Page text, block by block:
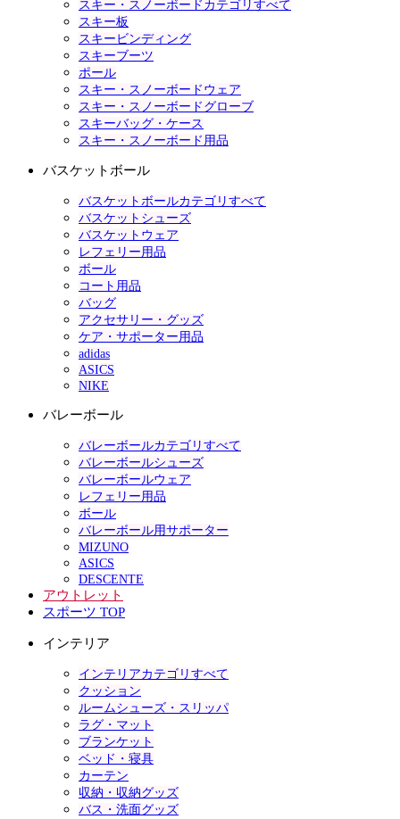
スキー・スノーボードカテゴリすべて
スキー板
スキービンディング
スキーブーツ
ポール
スキー・スノーボードウェア
スキー・スノーボードグローブ
スキーバッグ・ケース
スキー・スノーボード用品
バスケットボール
バスケットボールカテゴリすべて
バスケットシューズ
バスケットウェア
レフェリー用品
ボール
コート用品
バッグ
アクセサリー・グッズ
ケア・サポーター用品
adidas
ASICS
NIKE
バレーボール
バレーボールカテゴリすべて
バレーボールシューズ
バレーボールウェア
レフェリー用品
ボール
バレーボール用サポーター
MIZUNO
ASICS
DESCENTE
アウトレット
スポーツ TOP
インテリア
インテリアカテゴリすべて
クッション
ルームシューズ・スリッパ
ラグ・マット
ブランケット
ベッド・寝具
カーテン
収納・収納グッズ
バス・洗面グッズ